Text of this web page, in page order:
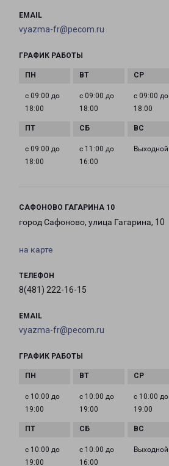
EMAIL
vyazma-fr@pecom.ru
ГРАФИК РАБОТЫ
с 09:00 до
18:00
с 09:00 до
18:00
с 09:00 до
18:00
с 09:00 до
18:00
с 11:00 до
16:00
Выходной
САФОНОВО ГАГАРИНА 10
город Сафоново, улица Гагарина, 10
на карте
ТЕЛЕФОН
8(481) 222-16-15
EMAIL
vyazma-fr@pecom.ru
ГРАФИК РАБОТЫ
с 10:00 до
19:00
с 10:00 до
19:00
с 10:00 до
19:00
с 10:00 до
19:00
с 10:00 до
16:00
Выходной